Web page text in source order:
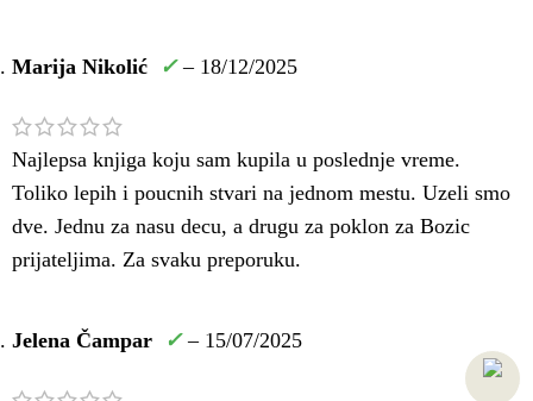
Marija Nikolić ✓ – 18/12/2025
Najlepsa knjiga koju sam kupila u poslednje vreme.
Toliko lepih i poucnih stvari na jednom mestu. Uzeli smo
dve. Jednu za nasu decu, a drugu za poklon za Bozic
prijateljima. Za svaku preporuku.
Jelena Čampar ✓ – 15/07/2025